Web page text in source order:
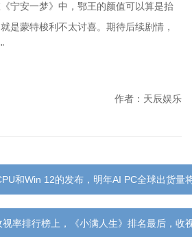
宁安一梦》中，鄂王的颜值可以算是抬
是蒙特梭利不太讨喜。期待后续剧情，
作者：天辰娱乐
和Win 12的发布，明年AI PC全球出货量
率排行榜上，《小满人生》排名最后，收